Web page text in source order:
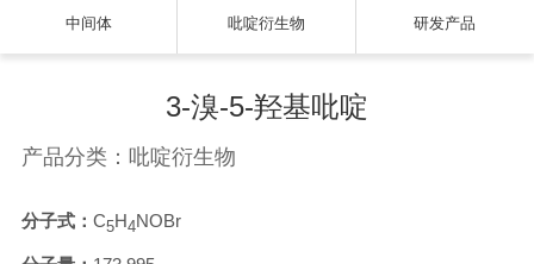
中间体 吡啶衍生物 研发产品
3-溴-5-羟基吡啶
产品分类：吡啶衍生物
分子式： C5H4NOBr